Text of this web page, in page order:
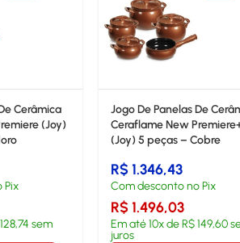
Cerâmica
(Joy)
Pix
sem
Jogo De Panelas De
Ceraflame New
(Joy) 5 peças – Cobre
R$1.346,43
Com desconto no Pix
R$1.496,03
Em até10x deR$149,60
juros